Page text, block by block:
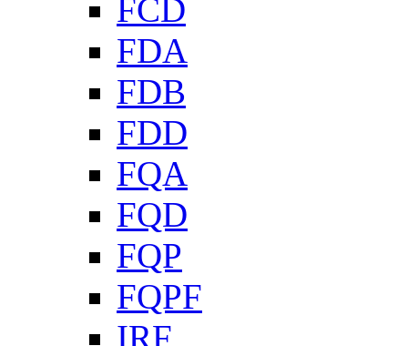
FCD
FDA
FDB
FDD
FQA
FQD
FQP
FQPF
IRF